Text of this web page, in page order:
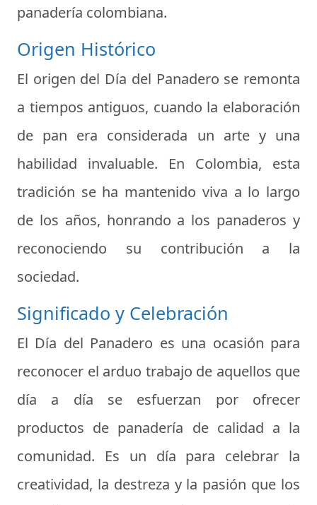
panadería colombiana.
Origen Histórico
El origen del Día del Panadero se remonta
a tiempos antiguos, cuando la elaboración
de pan era considerada un arte y una
habilidad invaluable. En Colombia, esta
tradición se ha mantenido viva a lo largo
de los años, honrando a los panaderos y
reconociendo su contribución a la
sociedad.
Significado y Celebración
El Día del Panadero es una ocasión para
reconocer el arduo trabajo de aquellos que
día a día se esfuerzan por ofrecer
productos de panadería de calidad a la
comunidad. Es un día para celebrar la
creatividad, la destreza y la pasión que los